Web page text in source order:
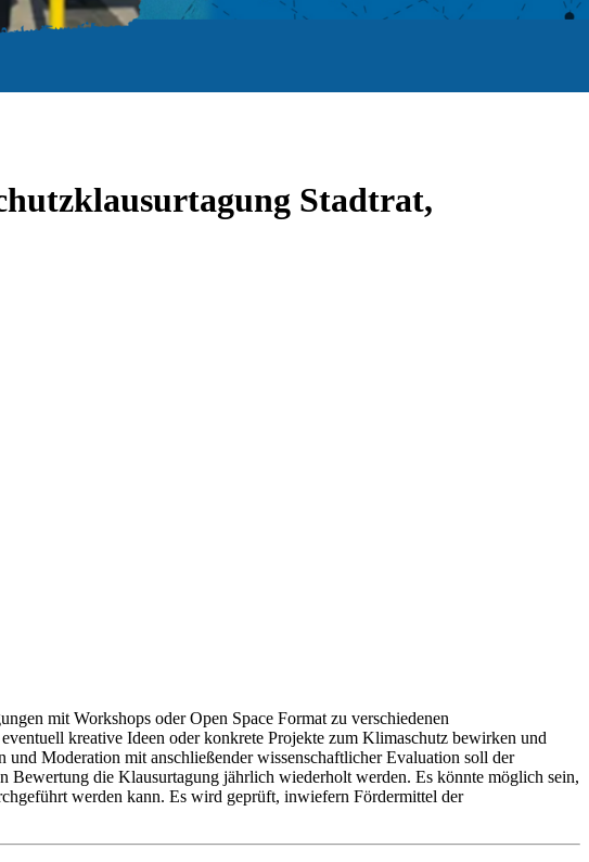
Stadtrat,
mit Workshops oder Open Space Format zu verschiedenen
kreative Ideen oder konkrete Projekte zum Klimaschutz bewirken und
Moderation mit anschließender wissenschaftlicher Evaluation soll der
die Klausurtagung jährlich wiederholt werden. Es könnte möglich sein,
werden kann. Es wird geprüft, inwiefern Fördermittel der